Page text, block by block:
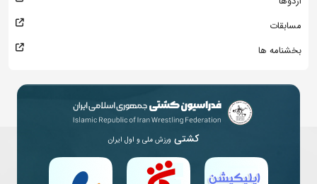
مسابقات
بخشنامه ها
کشتی ورزش ملی و اول ایران